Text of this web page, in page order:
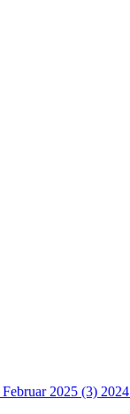
Februar 2025 (3)